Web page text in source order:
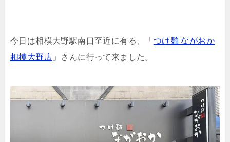
今日は相模大野駅南口至近に有る、「 つけ麺 ながおか
相模大野店 」さんに行って来ました。